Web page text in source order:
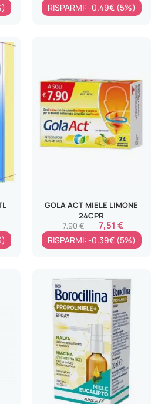
RISPARMI: -0.49€ (5%)
GOLA ACT MIELE LIMONE
24CPR
7,51 €
7,90 €
RISPARMI: -0.39€ (5%)